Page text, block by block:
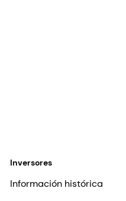
Inversores
Información histórica